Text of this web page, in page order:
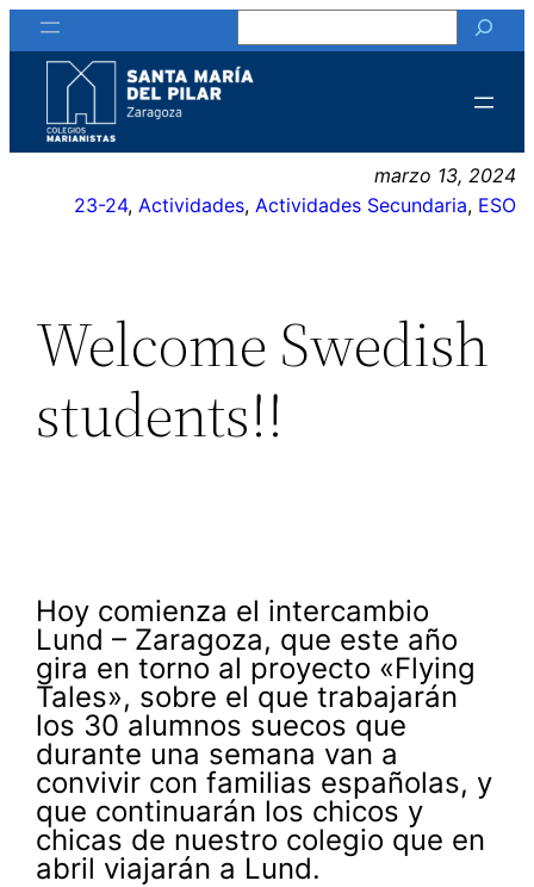
Saltar
al
contenido
marzo 13, 2024
23-24, Actividades, Actividades Secundaria, ESO
Welcome Swedish
students!!
Hoy comienza el intercambio
Lund – Zaragoza, que este año
gira en torno al proyecto «Flying
Tales», sobre el que trabajarán
los 30 alumnos suecos que
durante una semana van a
convivir con familias españolas, y
que continuarán los chicos y
chicas de nuestro colegio que en
abril viajarán a Lund.